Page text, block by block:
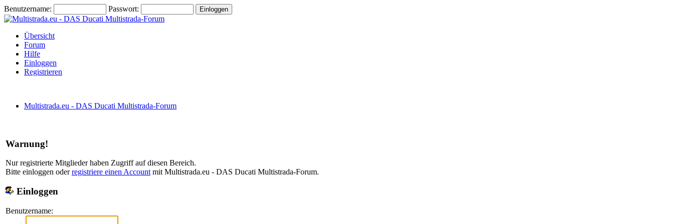
Benutzername: Passwort:
Übersicht
Forum
Hilfe
Einloggen
Registrieren
Multistrada.eu - DAS Ducati Multistrada-Forum
Warnung!
Nur registrierte Mitglieder haben Zugriff auf diesen Bereich.
Bitte einloggen oderregistriere einen Accountmit Multistrada.eu - DAS Ducati Multistrada-Forum.
Einloggen
Benutzername: